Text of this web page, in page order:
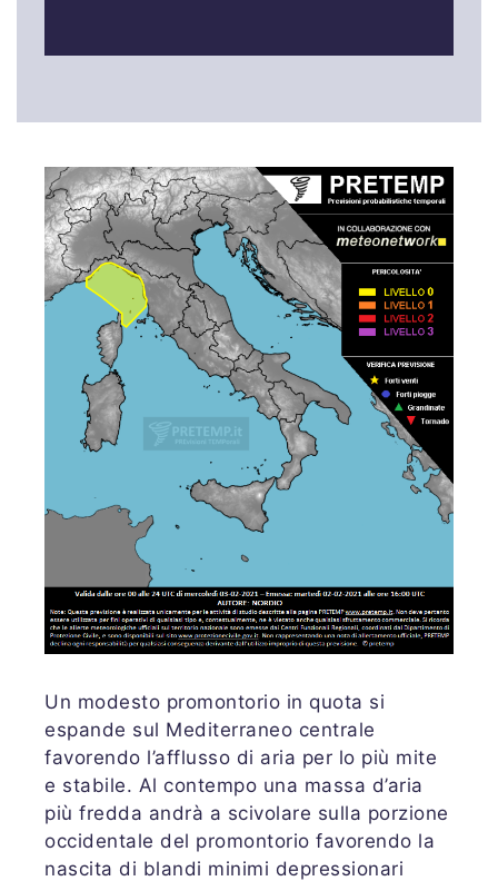
Un modesto promontorio in quota si
espande sul Mediterraneo centrale
favorendo l’afflusso di aria per lo più mite
e stabile. Al contempo una massa d’aria
più fredda andrà a scivolare sulla porzione
occidentale del promontorio favorendo la
nascita di blandi minimi depressionari